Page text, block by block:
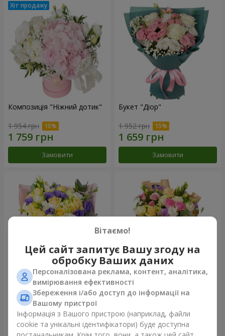
Композиція "Ніжний дотик"
1 954 грн
Замовити
Букет "Діор"
1 952 грн
Замовити
Букет "Кольорові сни"
3 856 грн
Замовити
Букет "Квіткове Selfie!"
Замовити
Вітаємо!
Цей сайт запитує Вашу згоду на
обробку Ваших даних
Персоналізована реклама, контент, аналітика,
вимірювання ефективності
Збереження і/або доступ до інформації на
Вашому пристрої
Інформація з Вашого пристрою (наприклад, файли
cookie та унікальні ідентифікатори) буде доступна